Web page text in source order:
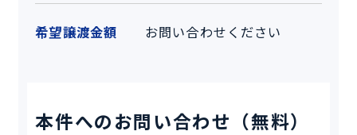
希望譲渡金額 お問い合わせください
本件へのお問い合わせ（無料）